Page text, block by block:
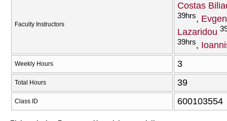
Faculty Instructors
Costas
39hrs
Lazaridou
39hrs
Weekly Hours 3
Total Hours 39
Class ID 600103554